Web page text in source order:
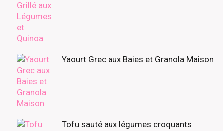
Yaourt Grec aux Baies et Granola Maison
Tofu sauté aux légumes croquants